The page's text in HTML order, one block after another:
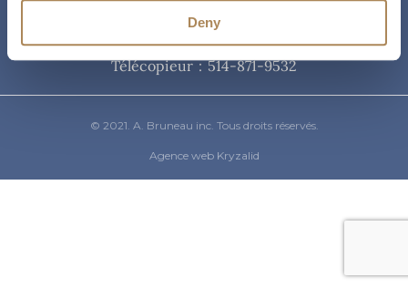
Deny
514-871-9821/ 1-800-361-8487
Télécopieur : 514-871-9532
© 2021. A. Bruneau inc. Tous droits réservés.
Agence web Kryzalid